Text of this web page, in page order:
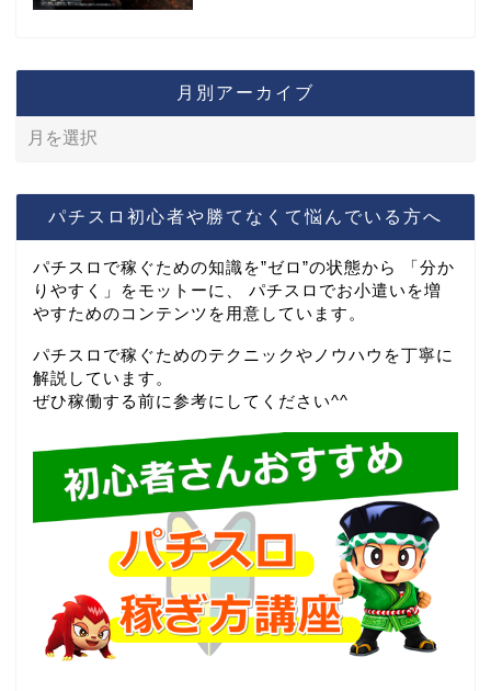
月別アーカイブ
パチスロ初心者や勝てなくて悩んでいる方へ
パチスロで稼ぐための知識を”ゼロ”の状態から 「分か
りやすく」をモットーに、 パチスロでお小遣いを増
やすためのコンテンツを用意しています。
パチスロで稼ぐためのテクニックやノウハウを丁寧に
解説しています。
ぜひ稼働する前に参考にしてください^^